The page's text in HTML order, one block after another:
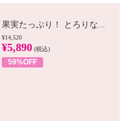
果実たっぷり！ とろりな...
¥14,520
¥5,890 (税込)
59%OFF